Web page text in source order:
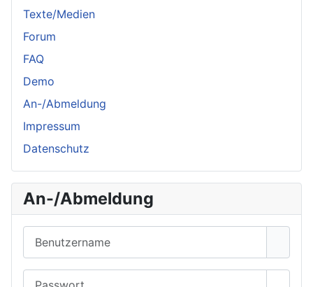
Texte/Medien
Forum
FAQ
Demo
An-/Abmeldung
Impressum
Datenschutz
An-/Abmeldung